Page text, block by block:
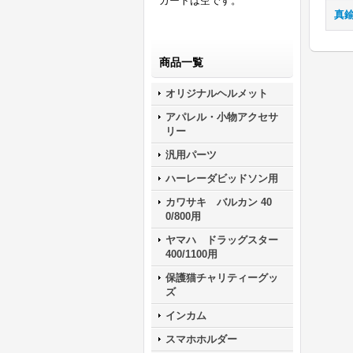
商品一覧
オリジナルヘルメット
アパレル・小物アクセサ
リー
汎用パーツ
ハーレーダビッドソン用
カワサキ バルカン 40
0/800用
ヤマハ ドラッグスター
400/1100用
保護猫チャリティーグッ
ズ
インカム
スマホホルダー
真